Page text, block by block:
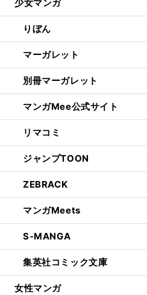
少女マンガ
りぼん
マーガレット
別冊マーガレット
マンガMee公式サイト
リマコミ
ジャンプTOON
ZEBRACK
マンガMeets
S-MANGA
集英社コミック文庫
女性マンガ